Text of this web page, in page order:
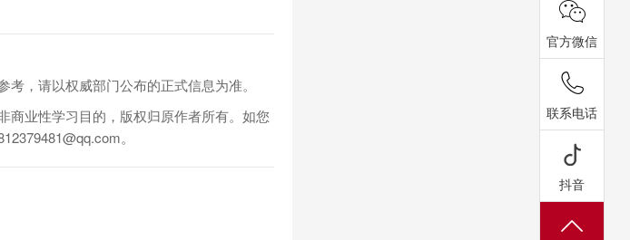
，请以权威部门公布的正式信息为准。
商业性学习目的，版权归原作者所有。如您
。
官方微信
联系电话
抖音